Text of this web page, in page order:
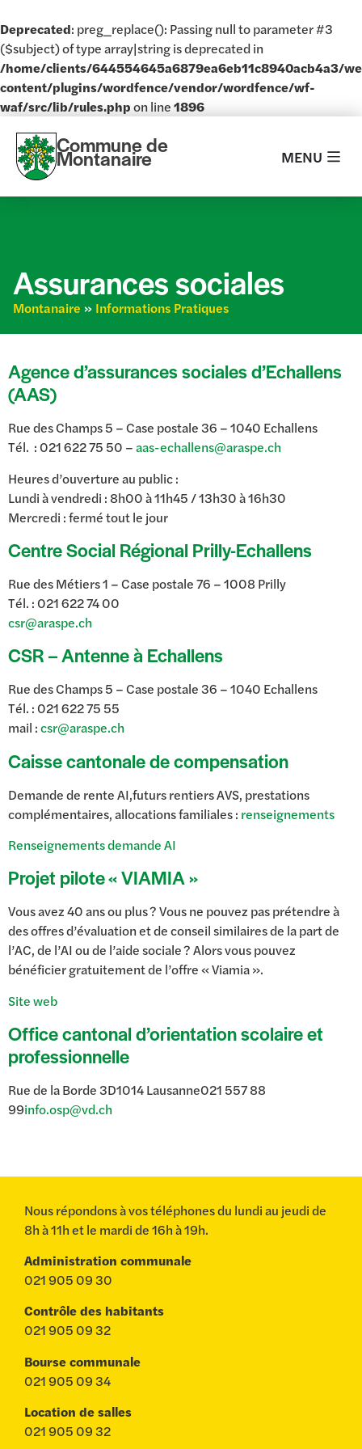
Deprecated: preg_replace(): Passing null to parameter #3
($subject) of type array|string is deprecated in
/home/clients/644554645a6879ea6eb11c8940acb4a3/
content/plugins/wordfence/vendor/wordfence/wf-
waf/src/lib/rules.phpon line1896
Commune de
Montanaire MENU
Assurances sociales
Montanaire » Informations Pratiques
Agence d’assurances sociales d’Echallens
(AAS)
Rue des Champs 5 – Case postale 36 – 1040 Echallens
Tél. : 021 622 75 50 –aas-echallens@araspe.ch
Heures d’ouverture au public :
Lundi à vendredi : 8h00 à 11h45 / 13h30 à 16h30
Mercredi : fermé tout le jour
Centre Social Régional Prilly-Echallens
Rue des Métiers 1 – Case postale 76 – 1008 Prilly
Tél. : 021 622 74 00
csr@araspe.ch
CSR – Antenne à Echallens
Rue des Champs 5 – Case postale 36 – 1040 Echallens
Tél. : 021 622 75 55
mail :csr@araspe.ch
Caisse cantonale de compensation
Demande de rente AI,futurs rentiers AVS, prestations
complémentaires, allocations familiales : renseignements
Renseignements demande AI
Projet pilote « VIAMIA »
Vous avez 40 ans ou plus ? Vous ne pouvez pas prétendre à
des offres d’évaluation et de conseil similaires de la part de
l’AC, de l’AI ou de l’aide sociale ? Alors vous pouvez
bénéficier gratuitement de l’offre « Viamia ».
Site web
Office cantonal d’orientation scolaire et
professionnelle
Rue de la Borde 3D1014 Lausanne021 557 88
99info.osp@vd.ch
Nous répondons à vos téléphones du lundi au jeudi de
8h à 11h et le mardi de 16h à 19h.
Administration communale
021 905 09 30
Contrôle des habitants
021 905 09 32
Bourse communale
021 905 09 34
Location de salles
021 905 09 32